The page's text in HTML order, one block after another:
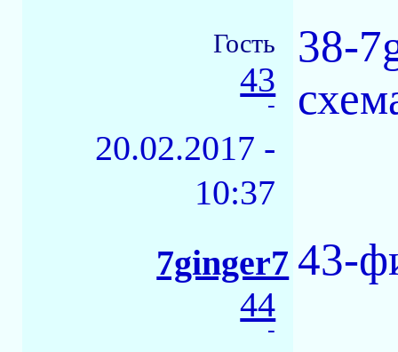
Гость
43
-
20.02.2017 -
10:37
38-
7ginger7
44
-
43-